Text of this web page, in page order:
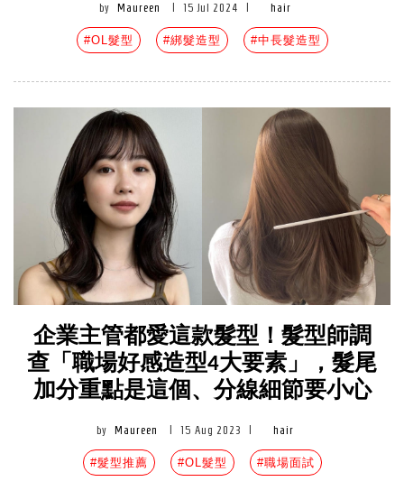
by Maureen 15 Jul 2024 hair
#OL髮型 #綁髮造型 #中長髮造型
企業主管都愛這款髮型！髮型師調
查「職場好感造型4大要素」，髮尾
加分重點是這個、分線細節要小心
by Maureen 15 Aug 2023 hair
#髮型推薦 #OL髮型 #職場面試